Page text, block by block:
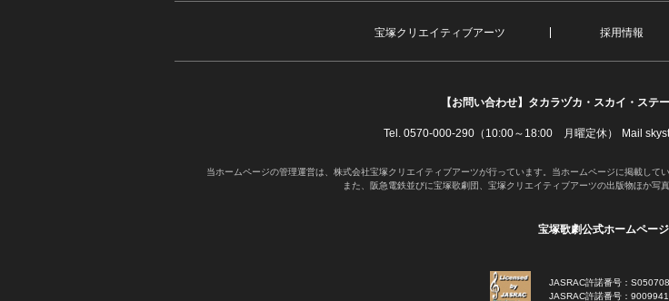
宝塚クリエイティブアーツ 採用情報
【お問い合わせ】 タカラヅカ・スカイ・ステ
Tel. 0570-000-290（10:00～18:00 月曜定休） Mail
当ホームページの管理運営は、株式会社宝塚クリエイティブアーツが行っています。当ホームページに掲載して
また、阪急電鉄並びに宝塚歌劇団、宝塚クリエイティブアーツの出版物ほか写
宝塚歌劇公式ホームページ
JASRAC許諾番号：
JASRAC許諾番号：